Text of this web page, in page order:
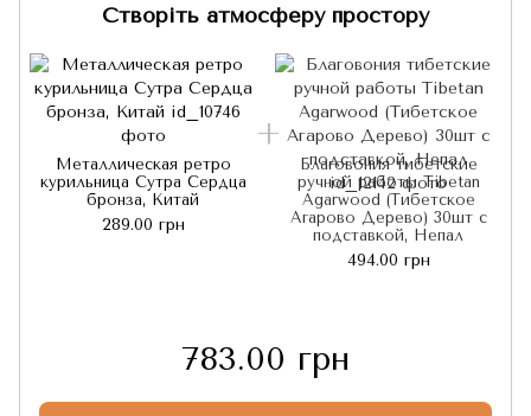
Створіть атмосферу простору
Металлическая ретро
курильница Сутра Сердца
бронза, Китай
289.00 грн
Благовония тибетские
ручной работы Tibetan
Agarwood (Тибетское
Агарово Дерево) 30шт с
подставкой, Непал
494.00 грн
783.00 грн